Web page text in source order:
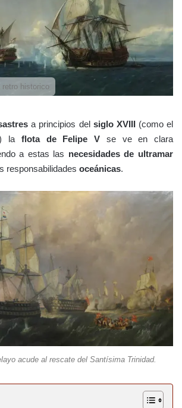
retro historico
a principios del siglo XVIII(como el
la flota de Felipe V se ve en clara
a estas las necesidades de ultramar
responsabilidades oceánicas.
acude al rescate del Santísima Trinidad.